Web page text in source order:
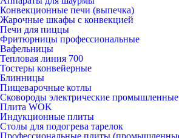
Конвекционные печи (выпечка)
Жарочные шкафы с конвекцией
Печи для пиццы
Фритюрницы профессиональные
Вафельницы
Тепловая линия 700
Тостеры конвейерные
Блинницы
Пищеварочные котлы
Сковороды электрические промышленные
Плита WOK
Индукционные плиты
Столы для подогрева тарелок
Профессиональные плиты